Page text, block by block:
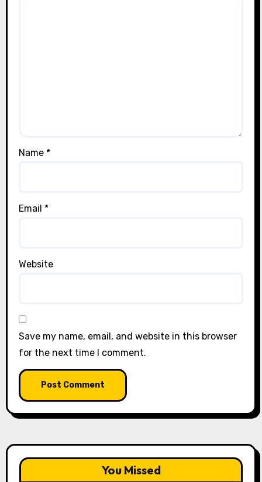
Name *
Email *
Website
Save my name, email, and website in this browser
for the next time I comment.
You Missed